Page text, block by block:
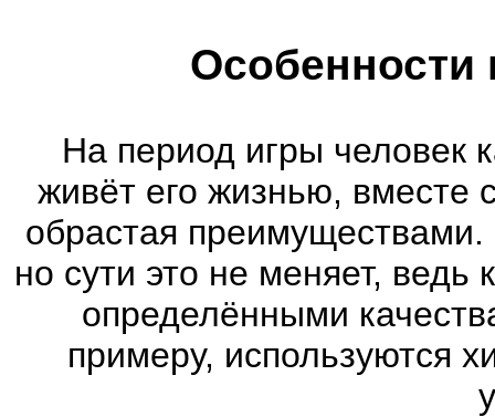
Особенности
На период игры человек
живёт его жизнью, вместе
обрастая
но сути это не меняет,
определёнными
примеру, используются